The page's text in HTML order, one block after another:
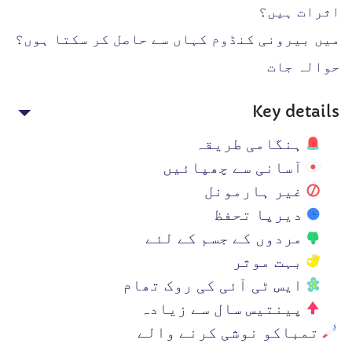
اثرات ہیں؟
میں بیرونی کنڈوم کہاں سے حاصل کر سکتا ہوں؟
حوالہ جات
Key details
ہنگامی طریقہ
آسانی سے چھپائیں
غیر ہارمونل
دیرپا تحفظ
مردوں کے جسم کے لئے
بہت موثر
ایس ٹی آئی کی روک تھام
پینتیس سال سے زیادہ
تمباکو نوشی کرنے والے